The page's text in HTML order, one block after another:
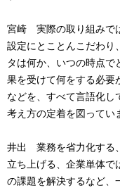
宮崎 実際の取り組みで
設定にとことんこだわり
タは何か、いつの時点
果を受けて何をする必要
などを、すべて言語化し
考え方の定着を図ってい
井出 業務を省力化する
立ち上げる、企業単体で
の課題を解決するなど、